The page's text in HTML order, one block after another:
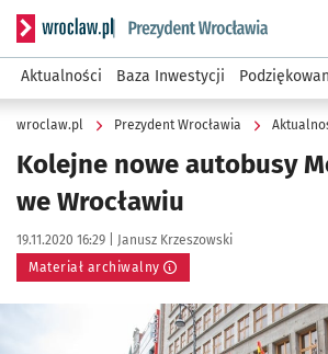
Serwis informacyjny wroclaw.pl
Aktualności Baza Inwestycji
wroclaw.pl Prezydent Wrocławia
Kolejne nowe autobusy
we Wrocławiu
Data publikacji:
19.11.2020 16:29 | Autor:
Janusz Krzeszowski
Materiał archiwalny
Kliknij, aby powiększyć